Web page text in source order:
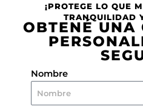
¡PROTEGE LO QUE
TRANQUILIDAD
OBTENÉ UNA
Nombre